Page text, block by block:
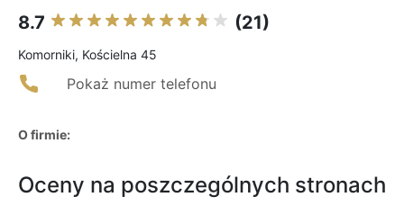
8.7 (21)
Komorniki, Kościelna 45
Pokaż numer telefonu
O firmie:
Oceny na poszczególnych stronach